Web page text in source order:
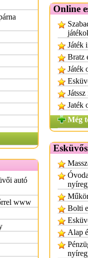
autó
www
Online
Játék
Bratz
Játék
Jaték
Még
Bolti
Alap